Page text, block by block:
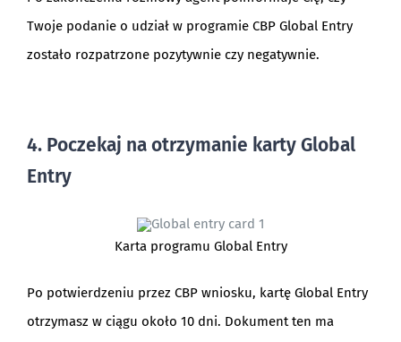
Twoje podanie o udział w programie CBP Global Entry
zostało rozpatrzone pozytywnie czy negatywnie.
4. Poczekaj na otrzymanie karty Global
Entry
Karta programu Global Entry
Po potwierdzeniu przez CBP wniosku, kartę Global Entry
otrzymasz w ciągu około 10 dni. Dokument ten ma